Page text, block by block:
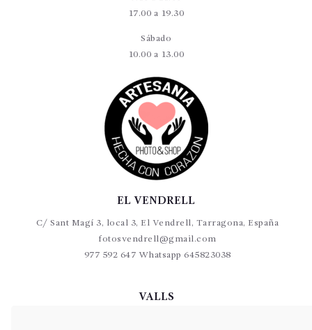
17.00 a 19.30
Sábado
10.00 a 13.00
EL VENDRELL
C/ Sant Magí 3, local 3, El Vendrell, Tarragona, España
fotosvendrell@gmail.com
977 592 647 Whatsapp 645823038
VALLS